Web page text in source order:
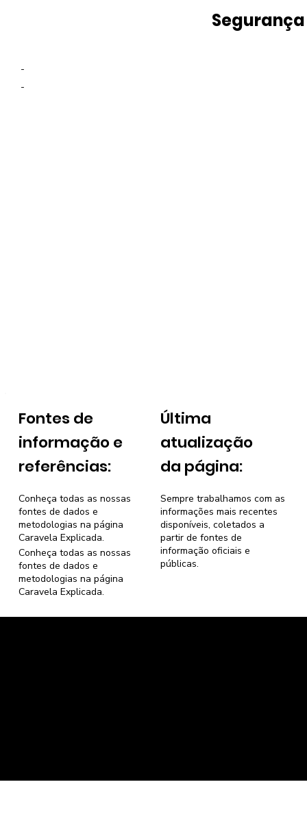
Segurança
-
-
Fontes de
informação e
referências:
Última
atualização
da página:
Sempre trabalhamos com as
informações mais recentes
disponíveis, coletados a
partir de fontes de
informação oficiais e
públicas.
Conheça todas as nossas
fontes de dados e
metodologias na página
Caravela Explicada.
Conheça todas as nossas
fontes de dados e
metodologias na página
Caravela Explicada.